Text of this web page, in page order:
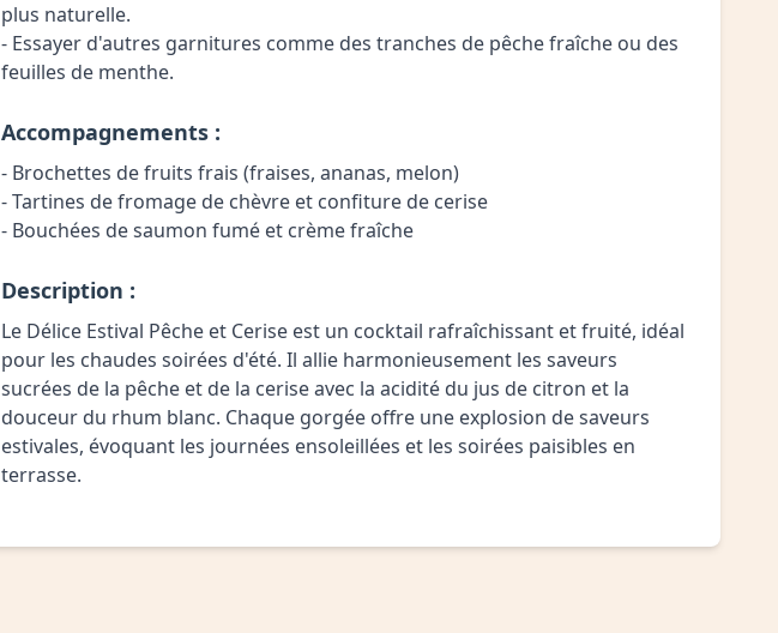
plus naturelle.
- Essayer d'autres garnitures comme des tranches de pêche fraîche ou des
feuilles de menthe.
Accompagnements :
- Brochettes de fruits frais (fraises, ananas, melon)
- Tartines de fromage de chèvre et confiture de cerise
- Bouchées de saumon fumé et crème fraîche
Description :
Le Délice Estival Pêche et Cerise est un cocktail rafraîchissant et fruité, idéal
pour les chaudes soirées d'été. Il allie harmonieusement les saveurs
sucrées de la pêche et de la cerise avec la acidité du jus de citron et la
douceur du rhum blanc. Chaque gorgée offre une explosion de saveurs
estivales, évoquant les journées ensoleillées et les soirées paisibles en
terrasse.